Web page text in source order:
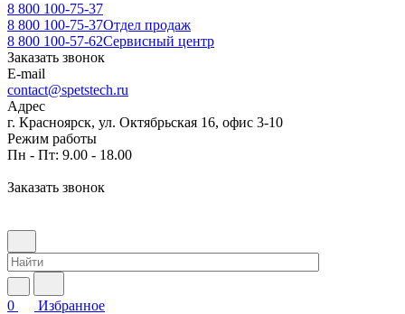
8 800 100-75-37
8 800 100-75-37Отдел продаж
8 800 100-57-62Сервисный центр
Заказать звонок
E-mail
contact@spetstech.ru
Адрес
г. Красноярск, ул. Октябрьская 16, офис 3-10
Режим работы
Пн - Пт: 9.00 - 18.00
Заказать звонок
0
Избранное